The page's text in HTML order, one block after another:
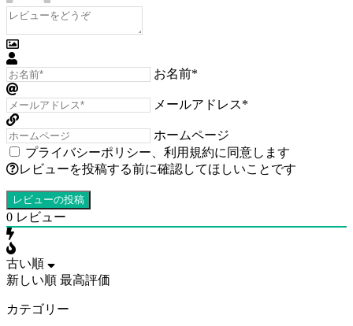
お名前*
メールアドレス*
ホームページ
プライバシーポリシー
利用規約に同意します
レビューを投稿する前に確認してほしいことです
0 レビュー
古い順
新しい順 最高評価
カテゴリー